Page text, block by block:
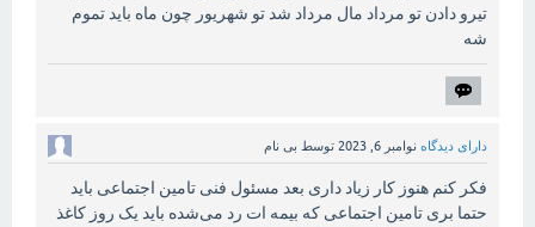
تیرو دادن تو مرداد مال مرداد شد تو شهریور چون ماه باید تموم
شه
دارای دیدگاه نوامبر 6, 2023 توسط بی نام
فکر کنم هنوز کار زیاد داری بعد مسئول فنی تامین اجتماعی باید
حتما بری تامین اجتماعی که بیمه ات رد می‌شده باید یک روز کاغذ